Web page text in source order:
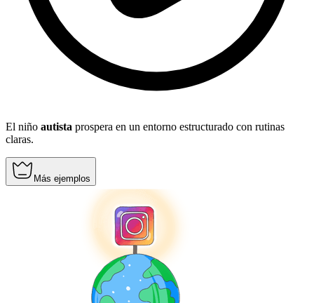
El niño autista prospera en un entorno estructurado con rutinas
claras.
Más ejemplos